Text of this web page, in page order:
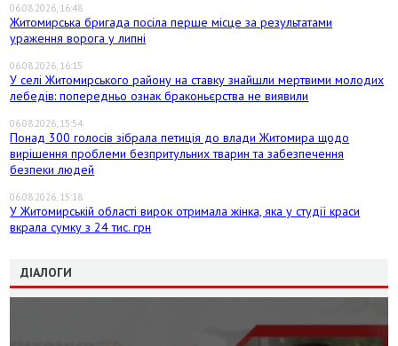
06.08.2026, 16:48
Житомирська бригада посіла перше місце за результатами
ураження ворога у липні
06.08.2026, 16:15
У селі Житомирського району на ставку знайшли мертвими молодих
лебедів: попередньо ознак браконьєрства не виявили
06.08.2026, 15:54
Понад 300 голосів зібрала петиція до влади Житомира щодо
вирішення проблеми безпритульних тварин та забезпечення
безпеки людей
06.08.2026, 15:18
У Житомирській області вирок отримала жінка, яка у студії краси
вкрала сумку з 24 тис. грн
ДІАЛОГИ